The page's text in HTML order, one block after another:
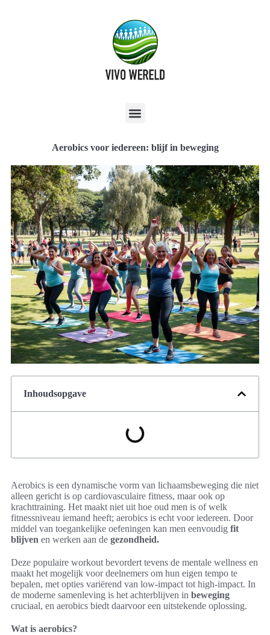
Aerobics voor iedereen: blijf in beweging
Inhoudsopgave
Aerobics is een dynamische vorm van lichaamsbeweging die niet
alleen gericht is op cardiovasculaire fitness, maar ook op
krachttraining. Het maakt niet uit hoe oud men is of welk
fitnessniveau iemand heeft; aerobics is echt voor iedereen. Door
middel van toegankelijke oefeningen kan men eenvoudig fit
blijven en werken aan de gezondheid.
Deze populaire workout bevordert tevens de mentale wellness en
maakt het mogelijk voor deelnemers om hun eigen tempo te
bepalen, met opties variërend van low-impact tot high-impact. In
de moderne samenleving is het achterblijven in beweging
cruciaal, en aerobics biedt daarvoor een uitstekende oplossing.
Wat is aerobics?